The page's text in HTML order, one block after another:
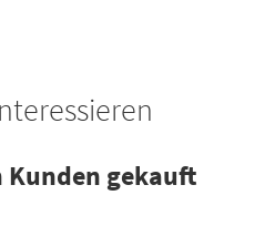
gekauft